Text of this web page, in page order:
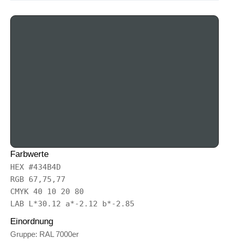
Farbwerte
HEX #434B4D
RGB 67,75,77
CMYK 40 10 20 80
LAB L*30.12 a*-2.12 b*-2.85
Einordnung
Gruppe: RAL 7000er